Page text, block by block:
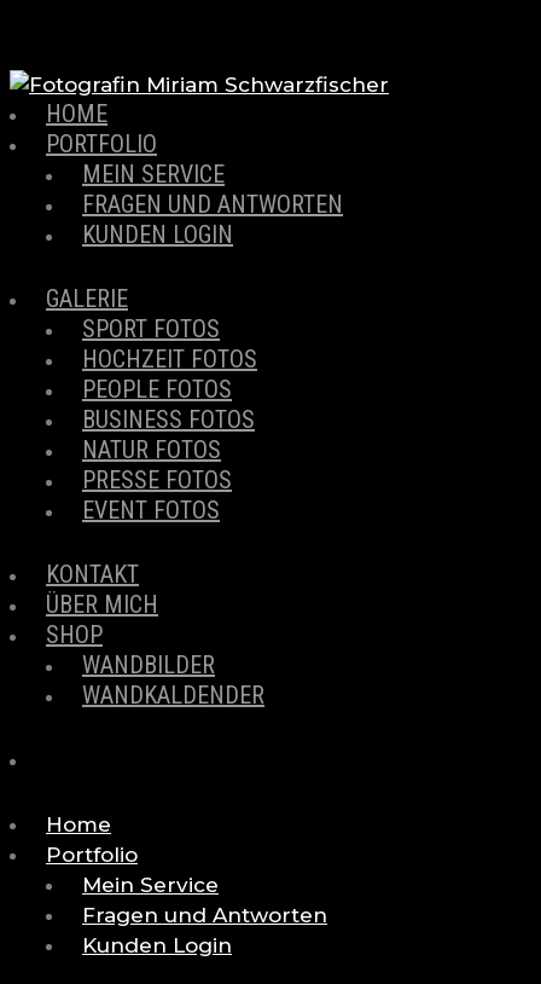
HOME
PORTFOLIO
MEIN SERVICE
FRAGEN UND ANTWORTEN
KUNDEN LOGIN
GALERIE
SPORT FOTOS
HOCHZEIT FOTOS
PEOPLE FOTOS
BUSINESS FOTOS
NATUR FOTOS
PRESSE FOTOS
EVENT FOTOS
KONTAKT
ÜBER MICH
SHOP
WANDBILDER
WANDKALDENDER
Home
Portfolio
Mein Service
Fragen und Antworten
Kunden Login